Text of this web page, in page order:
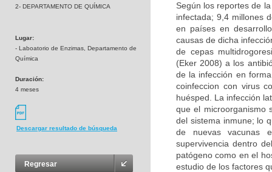
2- DEPARTAMENTO DE QUÍMICA
Lugar:
- Laboatorio de Enzimas, Departamento de
Química
Duración:
4 meses
Descargar resultado de búsqueda
Regresar
Según los reportes de
infectada; 9,4 millones
en países en
causas de dicha
de cepas
(Eker 2008) a los
de la infección en
coinfeccion con virus
huésped. La infección
que el microorganismo
del sistema inmune; lo
de nuevas vacunas
supervivencia dentro
patógeno como en el
estudio de los factores